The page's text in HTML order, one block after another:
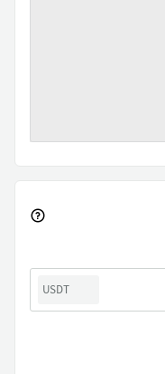
USDT